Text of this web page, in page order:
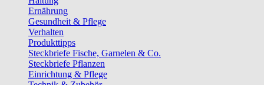
Ernährung
Gesundheit & Pflege
Verhalten
Produkttipps
Steckbriefe Fische, Garnelen & Co.
Steckbriefe Pflanzen
Einrichtung & Pflege